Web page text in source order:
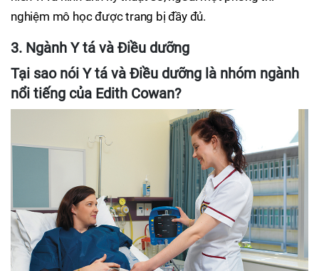
nghiệm mô học được trang bị đầy đủ.
3. Ngành Y tá và Điều dưỡng
Tại sao nói Y tá và Điều dưỡng là nhóm ngành
nổi tiếng của Edith Cowan?